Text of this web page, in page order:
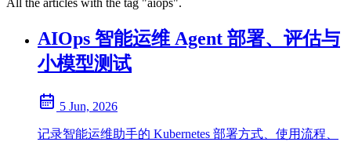
AIOps 智能运维 Agent 部署、评估与
小模型测试
5 Jun, 2026
记录智能运维助手的 Kubernetes 部署方式、使用流程、